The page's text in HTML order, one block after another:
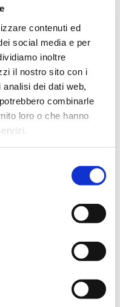
contenuti ed
social media e per
inoltre
il nostro sito con i
dei dati web,
combinarle
loro o che hanno
Maggio
2026
voce